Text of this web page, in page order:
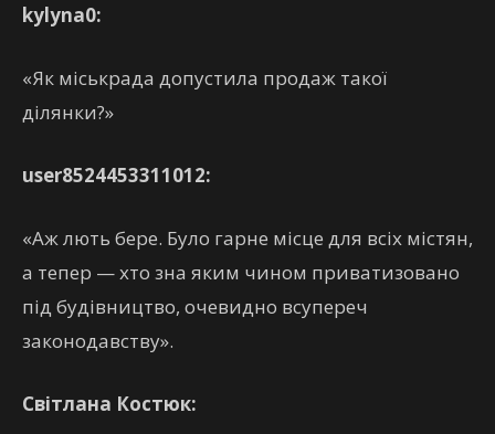
kylyna0:
«Як міськрада допустила продаж такої
ділянки?»
user8524453311012:
«Аж лють бере. Було гарне місце для всіх містян,
а тепер — хто зна яким чином приватизовано
під будівництво, очевидно всупереч
законодавству».
Світлана Костюк: